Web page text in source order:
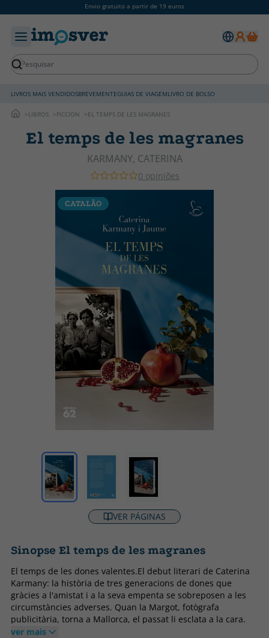
Envio gratuito a partir de 19 euros
LIVROS MAIS VENDIDOSBREVEMENTEGUIAS DE VIAGEMLIVRO DE BOLSO
LIBROS FICCION EL TEMPS DE LES MAGRANES
El temps de les magranes
KARMANY, CATERINA
0 opiniões
CATALÃO
VER PÁGINAS
Sinopse El temps de les magranes
El temps de les dones valentes.El debut literari de Caterina
Karmany: la història de tres generacions de dones que
gràcies a l'amistat i a la seva empenta se sobreposen a les
circumstàncies adverses. Quan la Margot, fotògrafa
publicitària, torna a Mallorca, el passat li esclata a la cara.
Després de la mort dels pares, ella encara conserva en un
ver mais